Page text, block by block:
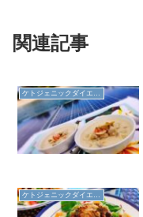
関連記事
ケトジェニックダイエット
ケトジェニックダイエット